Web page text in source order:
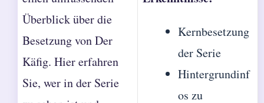
Überblick über die
Besetzung von Der
Käfig. Hier erfahren
Sie, wer in der Serie
Kernbesetzung
der Serie
Hintergrundinf
os zu